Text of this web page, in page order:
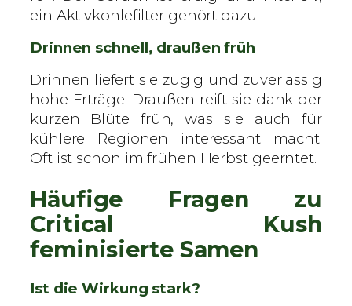
ein Aktivkohlefilter gehört dazu.
Drinnen schnell, draußen früh
Drinnen liefert sie zügig und zuverlässig
hohe Erträge. Draußen reift sie dank der
kurzen Blüte früh, was sie auch für
kühlere Regionen interessant macht.
Oft ist schon im frühen Herbst geerntet.
Häufige Fragen zu
Critical Kush
feminisierte Samen
Ist die Wirkung stark?